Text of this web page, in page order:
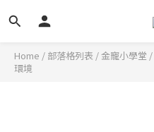
Home / 部落格列表 /金寵小學堂 /
環境